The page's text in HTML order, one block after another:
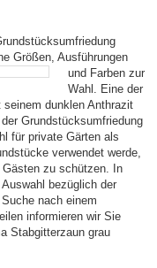
Größen, Ausführungen
und Farben zur
Wahl. Eine der
dunklen Anthrazit
Grundstücksumfriedung
für private Gärten als
verwendet werde,
zu schützen. In
bezüglich der
nach einem
informieren wir Sie
Stabgitterzaun grau